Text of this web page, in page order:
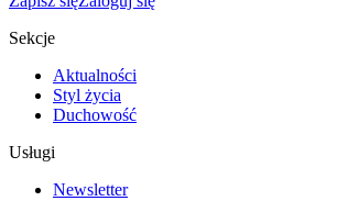
Sekcje
Aktualności
Styl życia
Duchowość
Usługi
Newsletter